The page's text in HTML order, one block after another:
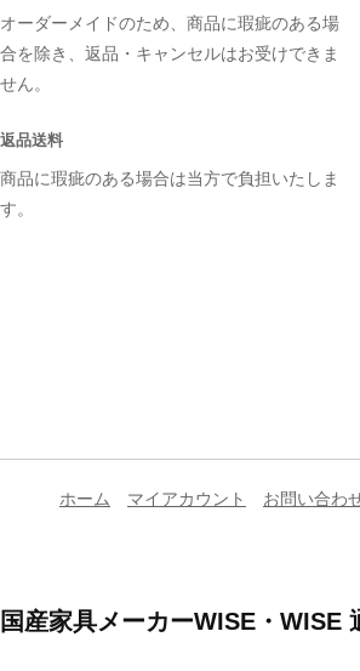
オーダーメイドのため、商品に瑕疵のある場
合を除き、返品・キャンセルはお受けできま
せん。
返品送料
商品に瑕疵のある場合は当方で負担いたしま
す。
ホーム マイアカウント お問い合わ
国産家具メーカーWISE・WISE